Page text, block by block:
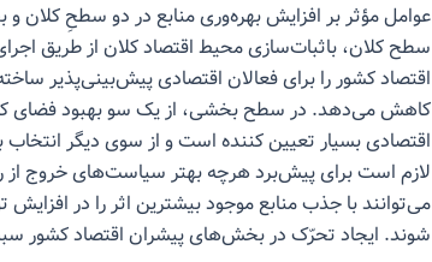
عوامل مؤثر بر افزایش بهره‌وری منابع در دو سطحِ کلان
سطح کلان، باثبات‌سازی محیط اقتصاد کلان از طریق
اقتصاد کشور را برای فعالان اقتصادی پیش‌بینی‌پذیر
کاهش می‌دهد. در سطح بخشی، از یک سو بهبود فضای
اقتصادی بسیار تعیین کننده است و از سوی دیگر
لازم است برای پیش‌برد هرچه بهتر سیاست‌های خروج از
می‌توانند با جذب منابع موجود بیشترین اثر را در
شوند. ایجاد تحرّک در بخش‌های پیشران اقتصاد کشور